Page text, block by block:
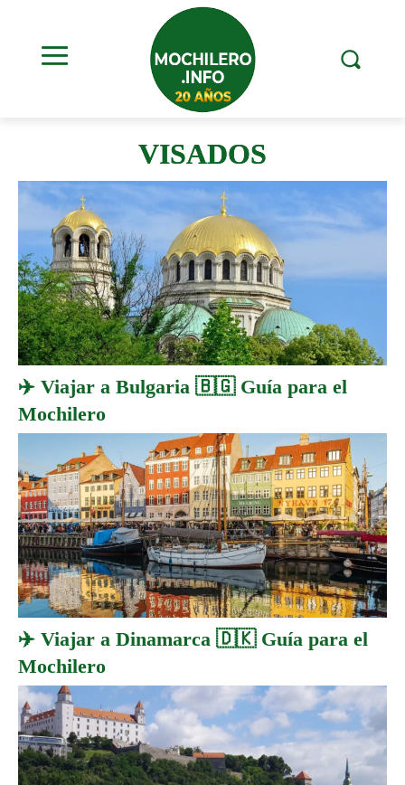
VISADOS
✈️ Viajar a Bulgaria 🇧🇬 Guía para el
Mochilero
✈️ Viajar a Dinamarca 🇩🇰 Guía para el
Mochilero